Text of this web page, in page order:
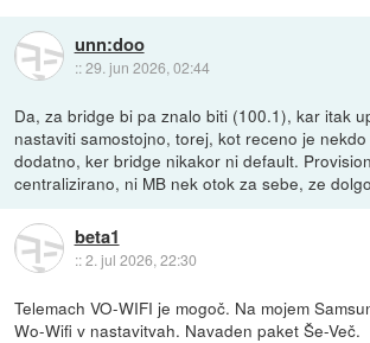
unn:doo
::29. jun 2026, 02:44
Da, za bridge bi pa znalo biti (100.1), kar itak
nastaviti samostojno, torej, kot receno je
dodatno, ker bridge nikakor ni default.
centralizirano, ni MB nek otok za sebe, ze
beta1
::2. jul 2026, 22:30
Telemach VO-WIFI je mogoč. Na mojem
Wo-Wifi v nastavitvah. Navaden paket Še-Več.